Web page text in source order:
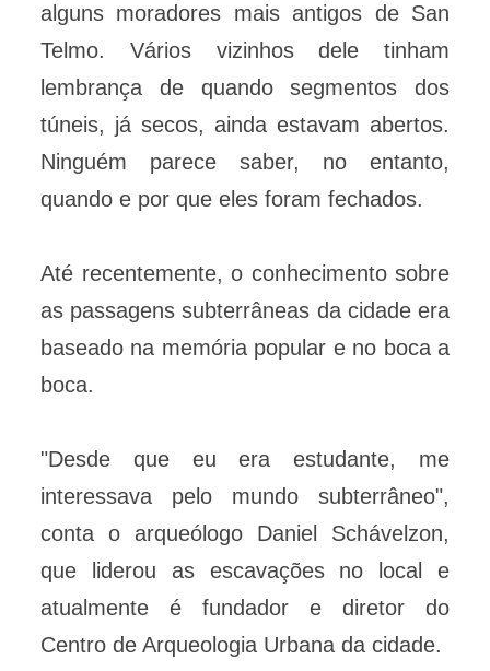
alguns moradores mais antigos de San
Telmo. Vários vizinhos dele tinham
lembrança de quando segmentos dos
túneis, já secos, ainda estavam abertos.
Ninguém parece saber, no entanto,
quando e por que eles foram fechados.
Até recentemente, o conhecimento sobre
as passagens subterrâneas da cidade era
baseado na memória popular e no boca a
boca.
"Desde que eu era estudante, me
interessava pelo mundo subterrâneo",
conta o arqueólogo Daniel Schávelzon,
que liderou as escavações no local e
atualmente é fundador e diretor do
Centro de Arqueologia Urbana da cidade.